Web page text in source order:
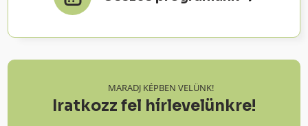
MARADJ KÉPBEN VELÜNK!
Iratkozz fel hírlevelünkre!